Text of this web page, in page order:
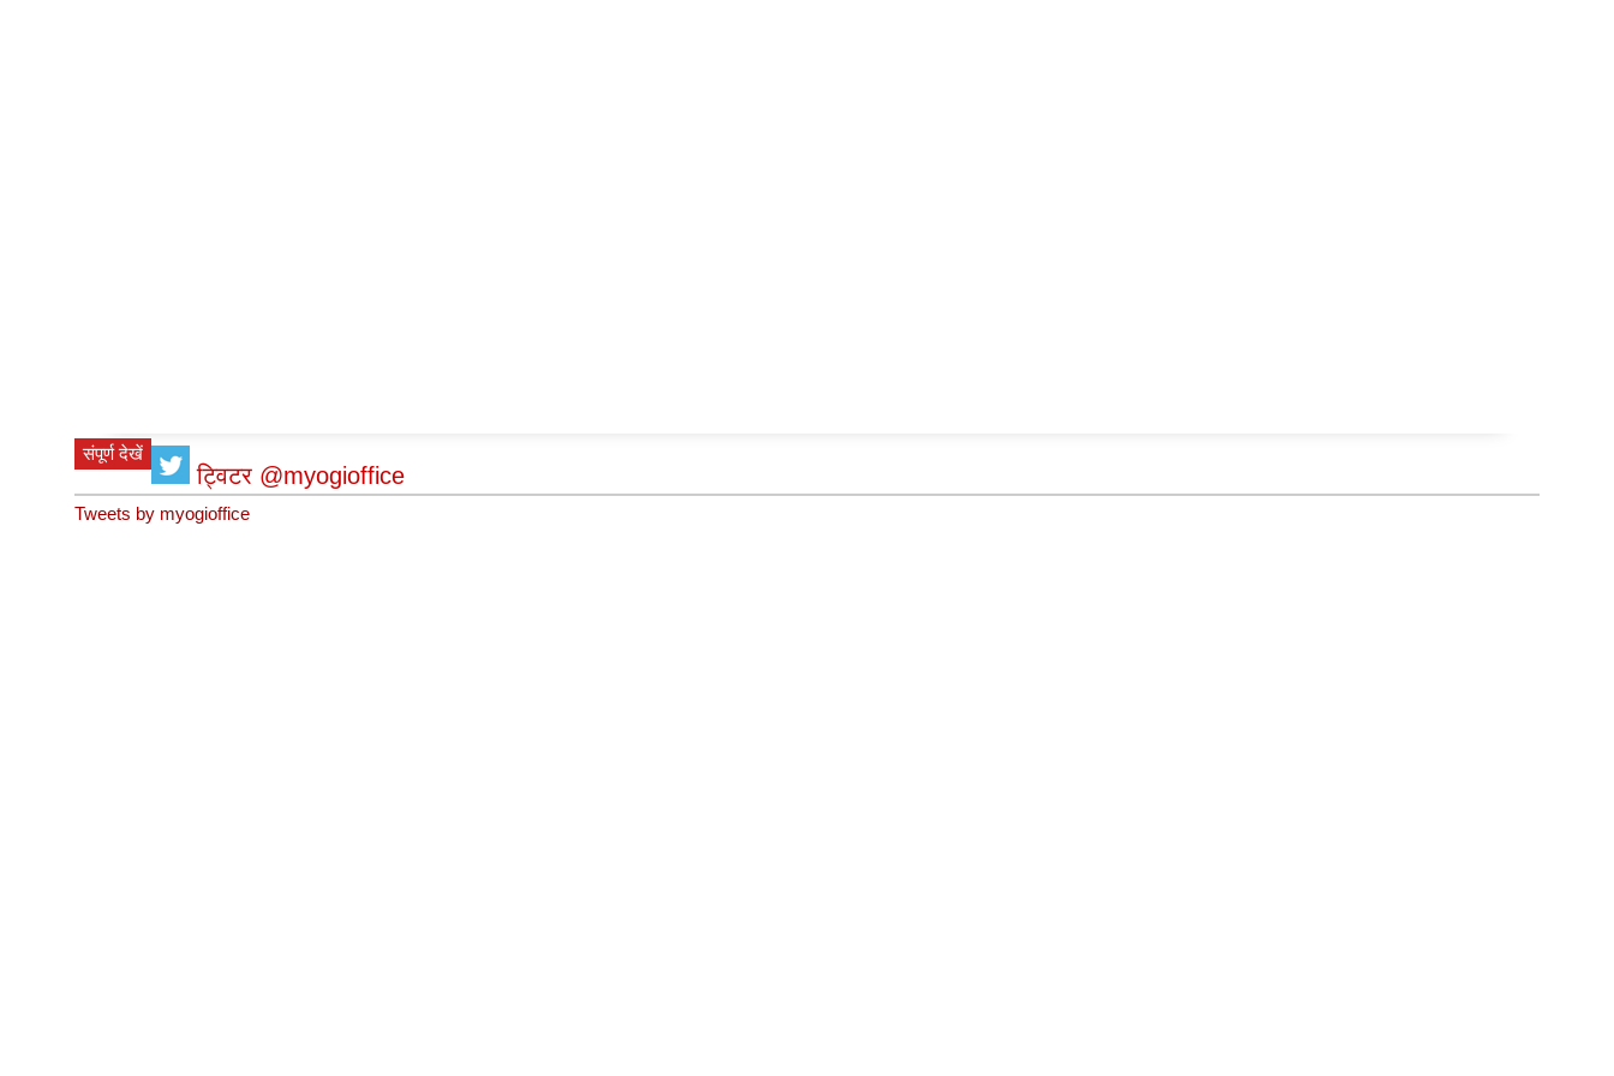
संपूर्ण देखें
ट्विटर @myogioffice
Tweets by myogioffice